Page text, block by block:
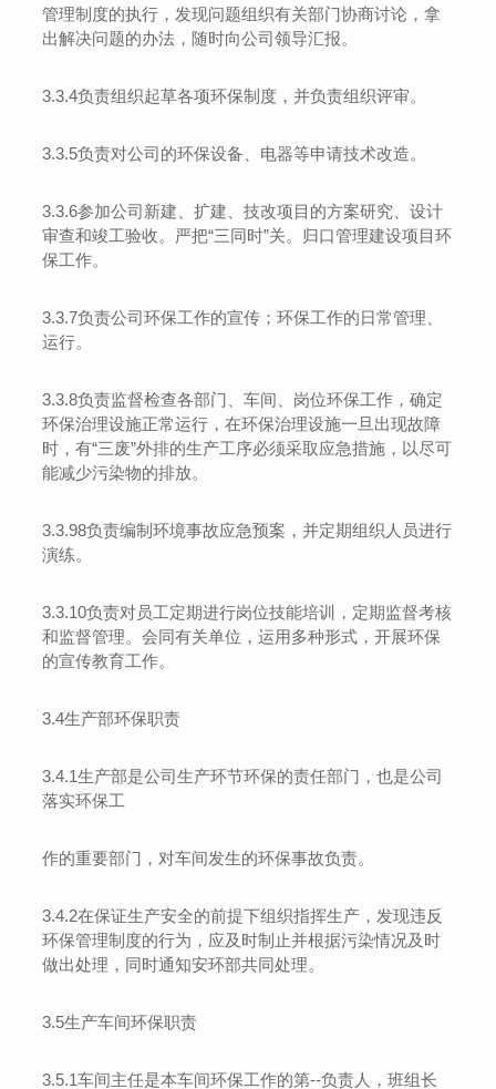
管理制度的执行，发现问题组织有关部门协商讨论，拿
出解决问题的办法，随时向公司领导汇报。
3.3.4负责组织起草各项环保制度，并负责组织评审。
3.3.5负责对公司的环保设备、电器等申请技术改造。
3.3.6参加公司新建、扩建、技改项目的方案研究、设计
审查和竣工验收。严把“三同时”关。归口管理建设项目环
保工作。
3.3.7负责公司环保工作的宣传；环保工作的日常管理、
运行。
3.3.8负责监督检查各部门、车间、岗位环保工作，确定
环保治理设施正常运行，在环保治理设施一 旦出现故障
时，有“三废”外排的生产工序必须采取应急措施，以尽可
能减少污染物的排放。
3.3.98负责编制环境事故应急预案，并定期组织人员进行
演练。
3.3.10负责对员工定期进行岗位技能培训，定期监督考核
和监督管理。会同有关单位，运用多种形式，开展环保
的宣传教育工作。
3.4生产部环保职责
3.4.1生产部是公司生产环节环保的责任部门，也是公司
落实环保工
作的重要部门，对车间发生的环保事故负责。
3.4.2在保证生产安全的前提下组织指挥生产，发现违反
环保管理制度的行为，应及时制止并根据污染情况及时
做出处理，同时通知安环部共同处理。
3.5生产车间环保职责
3.5.1车间主任是本车间环保工作的第--负责人，班组长